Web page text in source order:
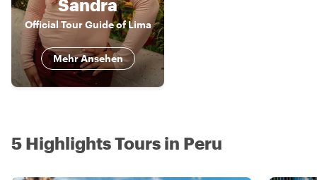
Sandra
Official Tour Guide of Lima
Mehr Ansehen
5 Highlights Tours in Peru